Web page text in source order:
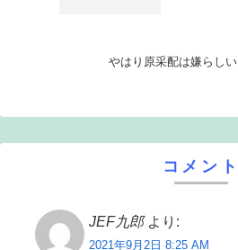
やはり原采配は嫌らしい
コメント
JEF九郎 より:
2021年9月2日 8:25 AM